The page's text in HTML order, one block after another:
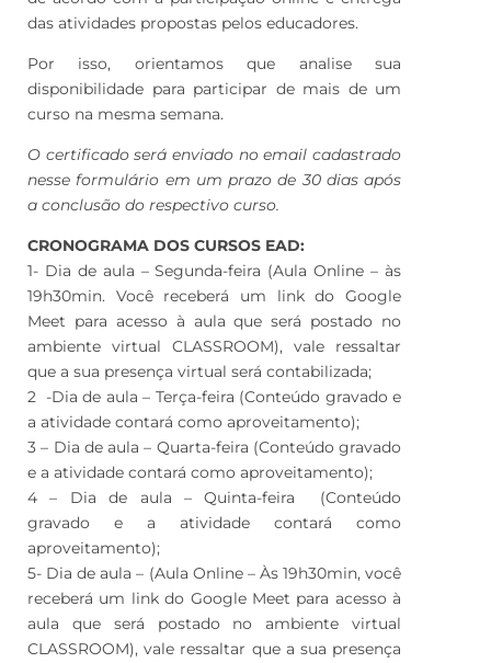
das atividades propostas pelos educadores.
Por isso, orientamos que analise sua
disponibilidade para participar de mais de um
curso na mesma semana.
O certificado será enviado no email cadastrado
nesse formulário em um prazo de 30 dias após
a conclusão do respectivo curso.
CRONOGRAMA DOS CURSOS EAD:
1- Dia de aula – Segunda-feira (Aula Online – às
19h30min. Você receberá um link do Google
Meet para acesso à aula que será postado no
ambiente virtual CLASSROOM), vale ressaltar
que a sua presença virtual será contabilizada;
2 -Dia de aula – Terça-feira (Conteúdo gravado e
a atividade contará como aproveitamento);
3 – Dia de aula – Quarta-feira (Conteúdo gravado
e a atividade contará como aproveitamento);
4 – Dia de aula – Quinta-feira (Conteúdo
gravado e a atividade contará como
aproveitamento);
5- Dia de aula – (Aula Online – Às 19h30min, você
receberá um link do Google Meet para acesso à
aula que será postado no ambiente virtual
CLASSROOM), vale ressaltar que a sua presença